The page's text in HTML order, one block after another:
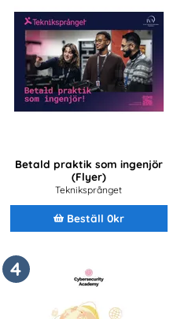
Betald praktik som ingenjör
(Flyer)
Tekniksprånget
Beställ 0kr
4